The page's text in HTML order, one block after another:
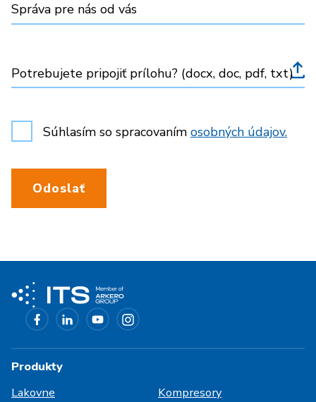
Správa pre nás od vás
Potrebujete pripojiť prílohu? (docx, doc, pdf, txt)
Súhlasím so spracovaním osobných údajov.
Odoslať
Produkty
Lakovne
Kompresory